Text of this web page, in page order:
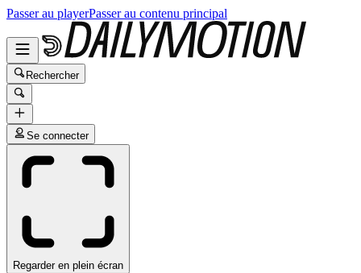
Passer au playerPasser au contenu principal
Rechercher
Se connecter
Regarder en plein écran